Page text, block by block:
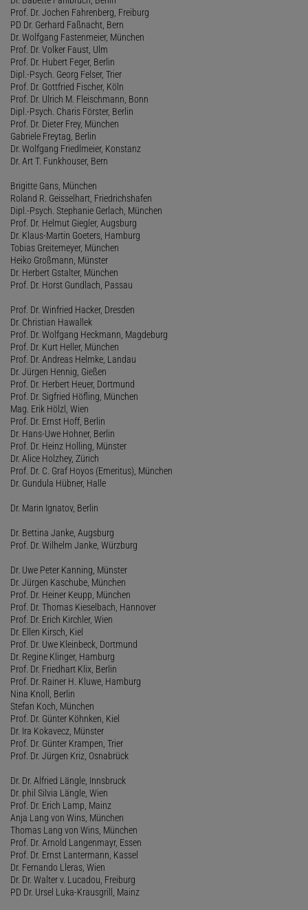
Prof. Dr. Jochen Fahrenberg, Freiburg
PD Dr. Gerhard Faßnacht, Bern
Dr. Wolfgang Fastenmeier, München
Prof. Dr. Volker Faust, Ulm
Prof. Dr. Hubert Feger, Berlin
Dipl.-Psych. Georg Felser, Trier
Prof. Dr. Gottfried Fischer, Köln
Prof. Dr. Ulrich M. Fleischmann, Bonn
Dipl.-Psych. Charis Förster, Berlin
Prof. Dr. Dieter Frey, München
Gabriele Freytag, Berlin
Dr. Wolfgang Friedlmeier, Konstanz
Dr. Art T. Funkhouser, Bern
Brigitte Gans, München
Roland R. Geisselhart, Friedrichshafen
Dipl.-Psych. Stephanie Gerlach, München
Prof. Dr. Helmut Giegler, Augsburg
Dr. Klaus-Martin Goeters, Hamburg
Tobias Greitemeyer, München
Heiko Großmann, Münster
Dr. Herbert Gstalter, München
Prof. Dr. Horst Gundlach, Passau
Prof. Dr. Winfried Hacker, Dresden
Dr. Christian Hawallek
Prof. Dr. Wolfgang Heckmann, Magdeburg
Prof. Dr. Kurt Heller, München
Prof. Dr. Andreas Helmke, Landau
Dr. Jürgen Hennig, Gießen
Prof. Dr. Herbert Heuer, Dortmund
Prof. Dr. Sigfried Höfling, München
Mag. Erik Hölzl, Wien
Prof. Dr. Ernst Hoff, Berlin
Dr. Hans-Uwe Hohner, Berlin
Prof. Dr. Heinz Holling, Münster
Dr. Alice Holzhey, Zürich
Prof. Dr. C. Graf Hoyos (Emeritus), München
Dr. Gundula Hübner, Halle
Dr. Marin Ignatov, Berlin
Dr. Bettina Janke, Augsburg
Prof. Dr. Wilhelm Janke, Würzburg
Dr. Uwe Peter Kanning, Münster
Dr. Jürgen Kaschube, München
Prof. Dr. Heiner Keupp, München
Prof. Dr. Thomas Kieselbach, Hannover
Prof. Dr. Erich Kirchler, Wien
Dr. Ellen Kirsch, Kiel
Prof. Dr. Uwe Kleinbeck, Dortmund
Dr. Regine Klinger, Hamburg
Prof. Dr. Friedhart Klix, Berlin
Prof. Dr. Rainer H. Kluwe, Hamburg
Nina Knoll, Berlin
Stefan Koch, München
Prof. Dr. Günter Köhnken, Kiel
Dr. Ira Kokavecz, Münster
Prof. Dr. Günter Krampen, Trier
Prof. Dr. Jürgen Kriz, Osnabrück
Dr. Dr. Alfried Längle, Innsbruck
Dr. phil Silvia Längle, Wien
Prof. Dr. Erich Lamp, Mainz
Anja Lang von Wins, München
Thomas Lang von Wins, München
Prof. Dr. Arnold Langenmayr, Essen
Prof. Dr. Ernst Lantermann, Kassel
Dr. Fernando Lleras, Wien
Dr. Dr. Walter v. Lucadou, Freiburg
PD Dr. Ursel Luka-Krausgrill, Mainz